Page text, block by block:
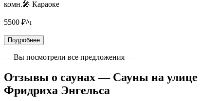
комн.🎤 Караоке
5500 ₽/ч
Подробнее
— Вы посмотрели все предложения —
Отзывы о саунах — Сауны на улице
Фридриха Энгельса